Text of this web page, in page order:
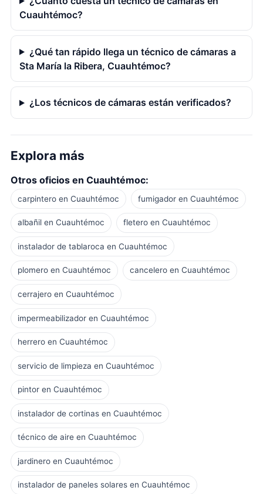
Cuauhtémoc?
¿Qué tan rápido llega un técnico de cámaras a
Sta María la Ribera, Cuauhtémoc?
¿Los técnicos de cámaras están verificados?
Explora más
Otros oficios en Cuauhtémoc:
carpintero en Cuauhtémoc fumigador en Cuauhtémoc
albañil en Cuauhtémoc fletero en Cuauhtémoc
instalador de tablaroca en Cuauhtémoc
plomero en Cuauhtémoc cancelero en Cuauhtémoc
cerrajero en Cuauhtémoc
impermeabilizador en Cuauhtémoc
herrero en Cuauhtémoc
servicio de limpieza en Cuauhtémoc
pintor en Cuauhtémoc
instalador de cortinas en Cuauhtémoc
técnico de aire en Cuauhtémoc
jardinero en Cuauhtémoc
instalador de paneles solares en Cuauhtémoc